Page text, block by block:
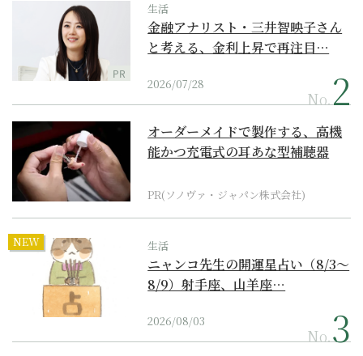
PR
生活
金融アナリスト・三井智映子さん
と考える、金利上昇で再注目…
2026/07/28
No.
オーダーメイドで製作する、高機
能かつ充電式の耳あな型補聴器
PR(ソノヴァ・ジャパン株式会社)
NEW 生活
ニャンコ先生の開運星占い（8/3～
8/9）射手座、山羊座…
2026/08/03
No.